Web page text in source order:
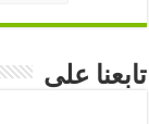
تابعنا على